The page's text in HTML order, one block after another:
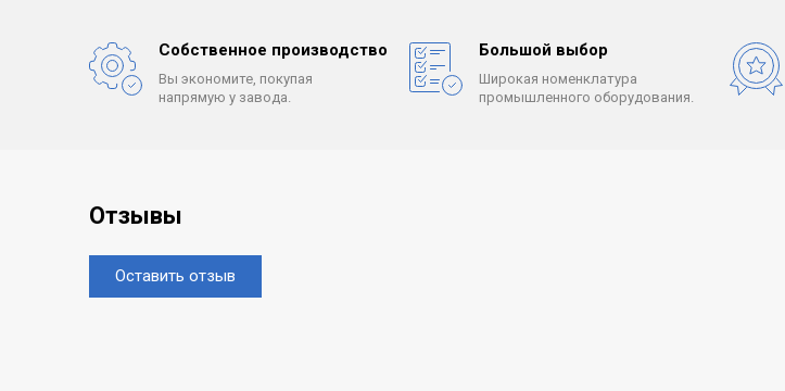
Собственное производство
Вы экономите, покупая
напрямую у завода.
Большой выбор
Широкая номенклатура
промышленного оборудования.
Отзывы
Оставить отзыв